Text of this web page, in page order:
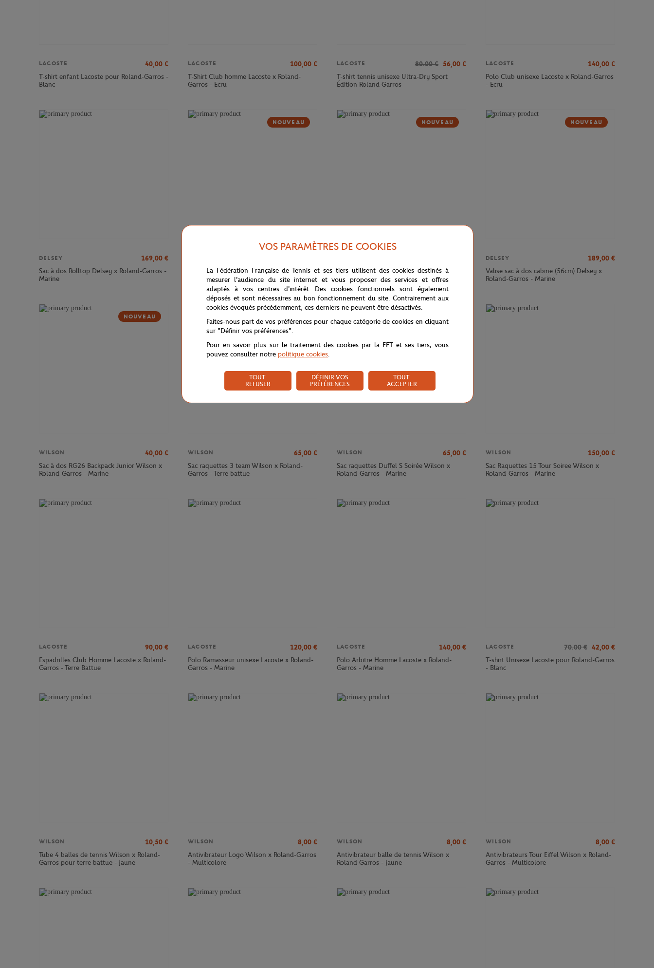
LACOSTE 40,00 €
T-shirt enfant Lacoste pour Roland-Garros -
Blanc
LACOSTE 100,00 €
T-Shirt Club homme Lacoste x Roland-
Garros - Ecru
LACOSTE 80.00 € 56,00 €
T-shirt tennis unisexe Ultra-Dry Sport
Édition Roland Garros
LACOSTE 140,00 €
Polo Club unisexe Lacoste x Roland-Garros
- Ecru
DELSEY 169,00 €
Sac à dos Rolltop Delsey x Roland-Garros -
Marine
NOUVEAU
Sac à dos Cadence Soft 14" Delsey x
Roland-Garros - Marine
NOUVEAU
Valise cabine Cadence (55cm) Delsey x
Roland-Garros - Marine
NOUVEAU
DELSEY 189,00 €
Valise sac à dos cabine (56cm) Delsey x
Roland-Garros - Marine
NOUVEAU
WILSON 40,00 €
Sac à dos RG26 Backpack Junior Wilson x
Roland-Garros - Marine
WILSON 65,00 €
Sac raquettes 3 team Wilson x Roland-
Garros - Terre battue
WILSON 65,00 €
Sac raquettes Duffel S Soirée Wilson x
Roland-Garros - Marine
WILSON 150,00 €
Sac Raquettes 15 Tour Soiree Wilson x
Roland-Garros - Marine
LACOSTE 90,00 €
Espadrilles Club Homme Lacoste x Roland-
Garros - Terre Battue
LACOSTE 120,00 €
Polo Ramasseur unisexe Lacoste x Roland-
Garros - Marine
LACOSTE 140,00 €
Polo Arbitre Homme Lacoste x Roland-
Garros - Marine
LACOSTE 70.00 € 42,00 €
T-shirt Unisexe Lacoste pour Roland-Garros
- Blanc
WILSON 10,50 €
Tube 4 balles de tennis Wilson x Roland-
Garros pour terre battue - jaune
WILSON 8,00 €
Antivibrateur Logo Wilson x Roland-Garros
- Multicolore
WILSON 8,00 €
Antivibrateur balle de tennis Wilson x
Roland Garros - jaune
WILSON 8,00 €
Antivibrateurs Tour Eiffel Wilson x Roland-
Garros - Multicolore
VOS PARAMÈTRES DE COOKIES
La Fédération Française de Tennis et ses tiers utilisent des cookies destinés à
mesurer l'audience du site internet et vous proposer des services et offres
adaptés à vos centres d'intérêt. Des cookies fonctionnels sont également
déposés et sont nécessaires au bon fonctionnement du site. Contrairement aux
cookies évoqués précédemment, ces derniers ne peuvent être désactivés.
Faites-nous part de vos préférences pour chaque catégorie de cookies en cliquant
sur "Définir vos préférences".
Pour en savoir plus sur le traitement des cookies par la FFT et ses tiers, vous
pouvez consulter notre politique cookies.
TOUT
REFUSER
DÉFINIR VOS
PRÉFÉRENCES
TOUT
ACCEPTER